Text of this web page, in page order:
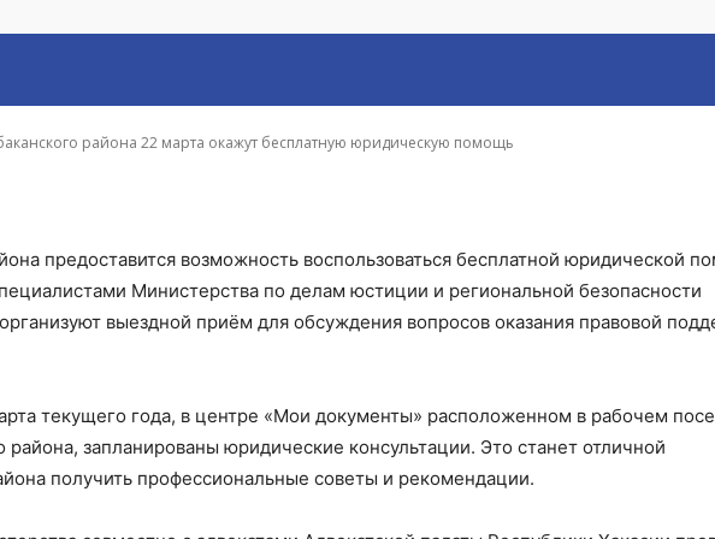
района 22 марта окажут бесплатную юридическую помощь
юридическую
предоставится возможность воспользоваться бесплатной юридической
Министерства по делам юстиции и региональной безопасности
выездной приём для обсуждения вопросов оказания правовой
текущего года, в центре «Мои документы» расположенном в рабочем
района, запланированы юридические консультации. Это станет отличной
получить профессиональные советы и рекомендации.